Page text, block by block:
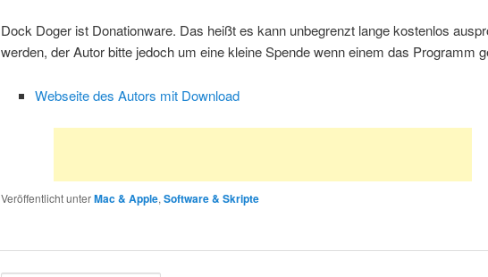
Dock Doger ist Donationware. Das heißt es kann unbegrenzt lange kostenlos
werden, der Autor bitte jedoch um eine kleine Spende wenn einem das Programm
Webseite des Autors mit Download
Veröffentlicht unter Mac & Apple,Software & Skripte